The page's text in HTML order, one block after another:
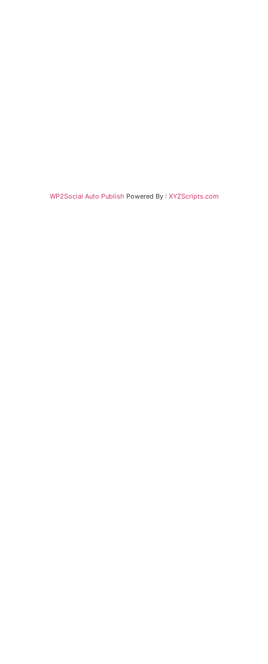
WP2Social Auto Publish Powered By : XYZScripts.com